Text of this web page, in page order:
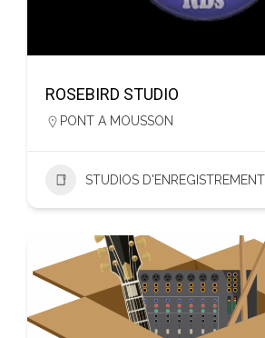
ROSEBIRD STUDIO
PONT A MOUSSON
STUDIOS